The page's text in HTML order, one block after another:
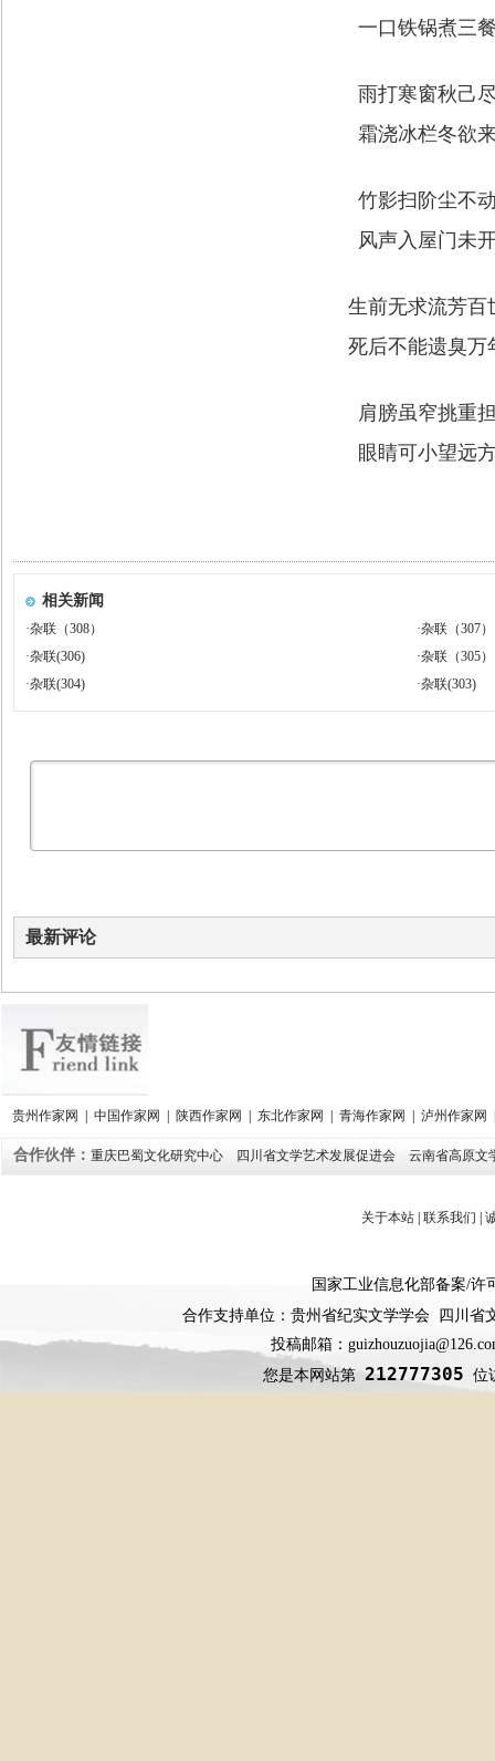
一口铁锅煮三
雨打寒窗秋己
霜浇冰栏冬欲
竹影扫阶尘不
风声入屋门未
生前无求流芳百
死后不能遗臭万
肩膀虽窄挑重
眼睛可小望远
相关新闻
·杂联（308） ·杂联（307）
·杂联(306) ·杂联（305）
·杂联(304) ·杂联(303)
最新评论
贵州作家网 | 中国作家网 | 陕西作家网 | 东北作家网 | 青海作家网 | 泸州作家网
合作伙伴： 重庆巴蜀文化研究中心 四川省文学艺术发展促进会 云南省高原文
关于本站| 联系我们 |
国家工业信息化部备案/许
合作支持单位：贵州省纪实文学学会 四川
投稿邮箱：
您是本网站第212777305